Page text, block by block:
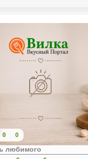
0 0
любимого